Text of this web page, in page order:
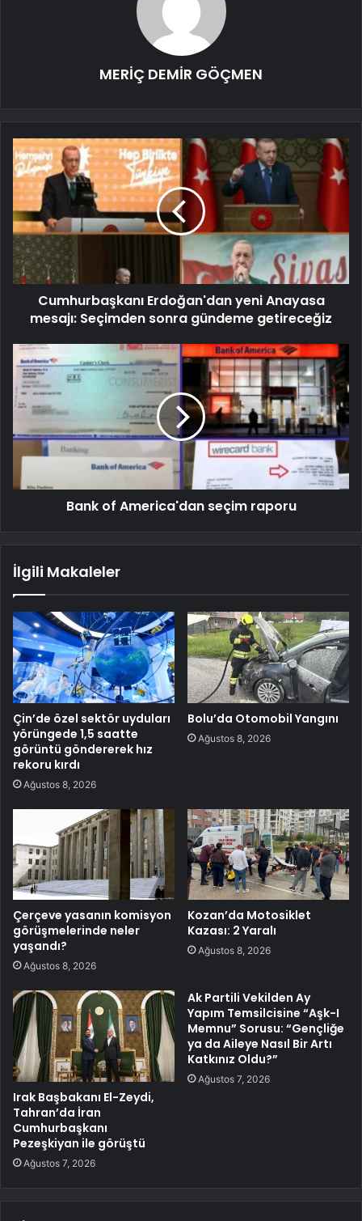
MERİÇ DEMİR GÖÇMEN
Cumhurbaşkanı Erdoğan'dan yeni Anayasa
mesajı: Seçimden sonra gündeme getireceğiz
Bank of America'dan seçim raporu
İlgili Makaleler
Çin’de özel sektör uyduları
yörüngede 1,5 saatte
görüntü göndererek hız
rekoru kırdı
Ağustos 8, 2026
Bolu’da Otomobil Yangını
Ağustos 8, 2026
Çerçeve yasanın komisyon
görüşmelerinde neler
yaşandı?
Ağustos 8, 2026
Kozan’da Motosiklet
Kazası: 2 Yaralı
Ağustos 8, 2026
Irak Başbakanı El-Zeydi,
Tahran’da İran
Cumhurbaşkanı
Pezeşkiyan ile görüştü
Ağustos 7, 2026
Ak Partili Vekilden Ay
Yapım Temsilcisine “Aşk-I
Memnu” Sorusu: “Gençliğe
ya da Aileye Nasıl Bir Artı
Katkınız Oldu?”
Ağustos 7, 2026